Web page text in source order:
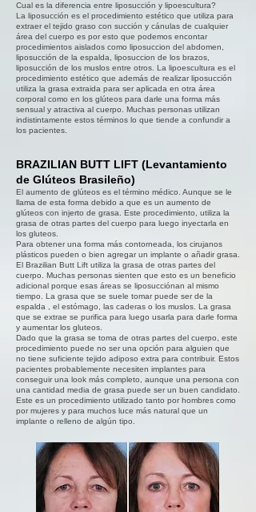
Cual es la diferencia entre liposucción y lipoescultura?
La liposucción es el procedimiento estético que utiliza para
extraer el tejido graso con succión y cánulas de cualquier
área del cuerpo es por esto que podemos encontar
procedimientos aislados como liposuccion del abdomen,
liposucción de la espalda, liposuccion de los brazos,
liposucción de los muslos entre otros. La lipoescultura es el
procedimiento estético que además de realizar liposucción
utiliza la grasa extraida para ser aplicada en otra área
corporal como en los glúteos para darle una forma más
sensual y atractiva al cuerpo. Muchas personas utilizan
indistintamente estos términos lo que tiende a confundir a
los pacientes.
BRAZILIAN BUTT LIFT (Levantamiento
de Glúteos Brasileño)
El aumento de glúteos es el término médico. Aunque se le
llama de esta forma debido a que es un aumento de
glúteos con injerto de grasa. Este procedimiento, utiliza la
grasa de otras partes del cuerpo para luego inyectarla en
los gluteos.
Para obtener una forma más contorneada, los cirujanos
plásticos pueden o bien agregar un implante o añadir grasa.
El Brazilian Butt Lift utiliza la grasa de otras partes del
cuerpo. Muchas personas sienten que esto es un beneficio
adicional porque esas áreas se liposucciónan al mismo
tiempo. La grasa que se suele tomar puede ser de la
espalda , el estómago, las caderas o los muslos. La grasa
que se extrae se purifica para luego usarla para darle forma
y aumentar los gluteos.
Dado que la grasa se ​​toma de otras partes del cuerpo, este
procedimiento puede no ser una opción para alguien que
no tiene suficiente tejido adiposo extra para contribuir. Estos
pacientes probablemente necesiten implantes para
conseguir una look más completo, aunque una persona con
una cantidad media de grasa puede ser un buen candidato.
Este es un procedimiento utilizado tanto por hombres como
por mujeres y para muchos luce más natural que un
implante o relleno de algún tipo.